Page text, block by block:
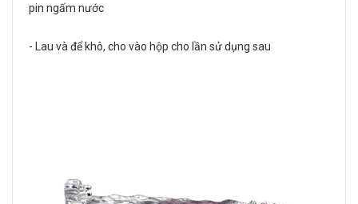
pin ngấm nước
- Lau và để khô, cho vào hộp cho lần sử dụng sau